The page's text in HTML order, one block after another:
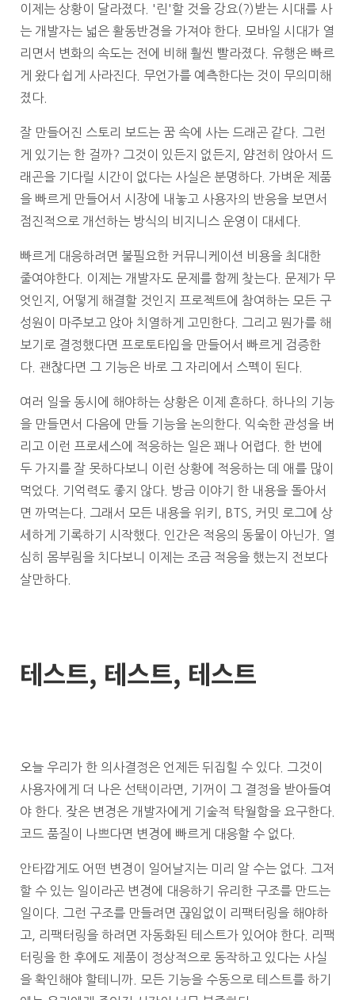
이제는 상황이 달라졌다. '린'할 것을 강요(?)받는 시대를 사
는 개발자는 넓은 활동반경을 가져야 한다. 모바일 시대가 열
리면서 변화의 속도는 전에 비해 훨씬 빨라졌다. 유행은 빠르
게 왔다 쉽게 사라진다. 무언가를 예측한다는 것이 무의미해
졌다.
잘 만들어진 스토리 보드는 꿈 속에 사는 드래곤 같다. 그런
게 있기는 한 걸까? 그것이 있든지 없든지, 얌전히 앉아서 드
래곤을 기다릴 시간이 없다는 사실은 분명하다. 가벼운 제품
을 빠르게 만들어서 시장에 내놓고 사용자의 반응을 보면서
점진적으로 개선하는 방식의 비지니스 운영이 대세다.
빠르게 대응하려면 불필요한 커뮤니케이션 비용을 최대한
줄여야한다. 이제는 개발자도 문제를 함께 찾는다. 문제가 무
엇인지, 어떻게 해결할 것인지 프로젝트에 참여하는 모든 구
성원이 마주보고 앉아 치열하게 고민한다. 그리고 뭔가를 해
보기로 결정했다면 프로토타입을 만들어서 빠르게 검증한
다. 괜찮다면 그 기능은 바로 그 자리에서 스펙이 된다.
여러 일을 동시에 해야하는 상황은 이제 흔하다. 하나의 기능
을 만들면서 다음에 만들 기능을 논의한다. 익숙한 관성을 버
리고 이런 프로세스에 적응하는 일은 꽤나 어렵다. 한 번에
두 가지를 잘 못하다보니 이런 상황에 적응하는 데 애를 많이
먹었다. 기억력도 좋지 않다. 방금 이야기 한 내용을 돌아서
면 까먹는다. 그래서 모든 내용을 위키, BTS, 커밋 로그에 상
세하게 기록하기 시작했다. 인간은 적응의 동물이 아닌가. 열
심히 몸부림을 치다보니 이제는 조금 적응을 했는지 전보다
살만하다.
테스트, 테스트, 테스트
오늘 우리가 한 의사결정은 언제든 뒤집힐 수 있다. 그것이
사용자에게 더 나은 선택이라면, 기꺼이 그 결정을 받아들여
야 한다. 잦은 변경은 개발자에게 기술적 탁월함을 요구한다.
코드 품질이 나쁘다면 변경에 빠르게 대응할 수 없다.
안타깝게도 어떤 변경이 일어날지는 미리 알 수는 없다. 그저
할 수 있는 일이라곤 변경에 대응하기 유리한 구조를 만드는
일이다. 그런 구조를 만들려면 끊임없이 리팩터링을 해야하
고, 리팩터링을 하려면 자동화된 테스트가 있어야 한다. 리팩
터링을 한 후에도 제품이 정상적으로 동작하고 있다는 사실
을 확인해야 할테니까. 모든 기능을 수동으로 테스트를 하기